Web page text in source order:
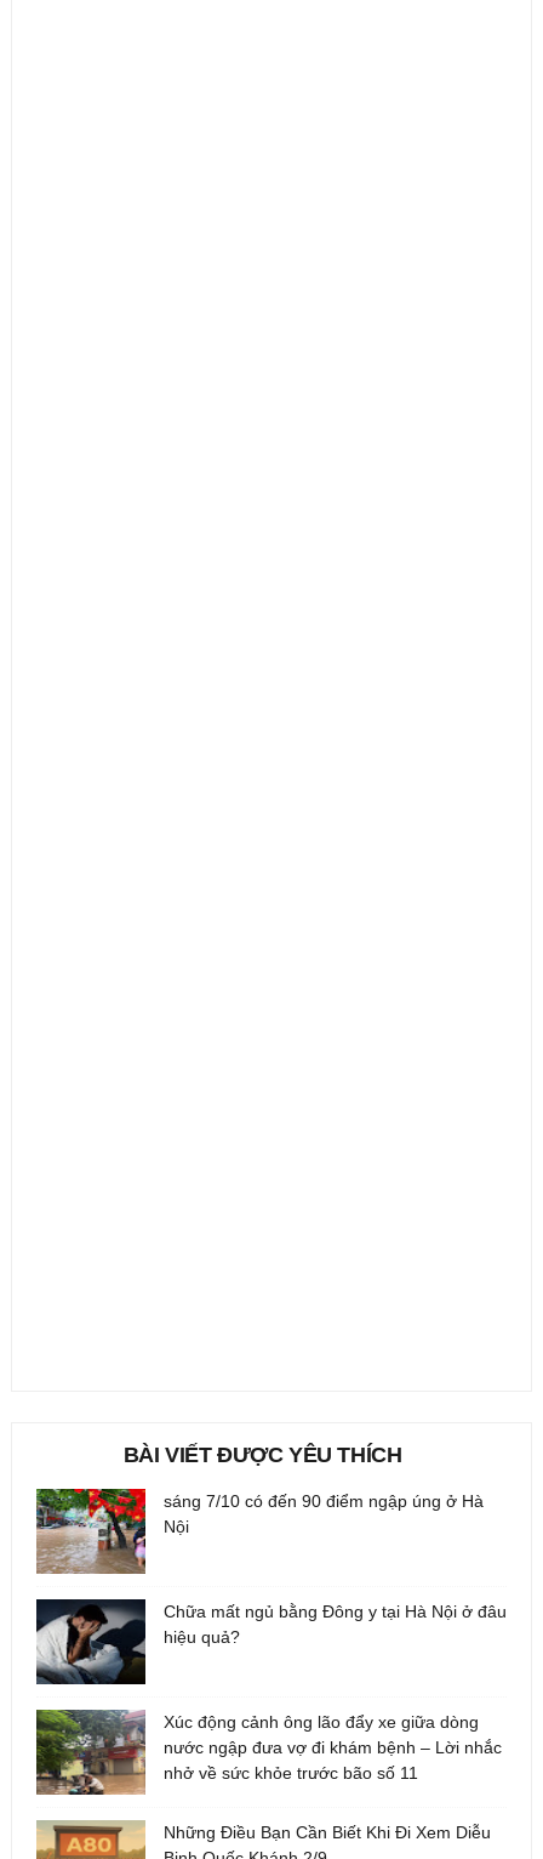
BÀI VIẾT ĐƯỢC YÊU THÍCH
sáng 7/10 có đến 90 điểm ngập úng ở Hà
Nội
Chữa mất ngủ bằng Đông y tại Hà Nội ở đâu
hiệu quả?
Xúc động cảnh ông lão đẩy xe giữa dòng
nước ngập đưa vợ đi khám bệnh – Lời nhắc
nhở về sức khỏe trước bão số 11
Những Điều Bạn Cần Biết Khi Đi Xem Diễu